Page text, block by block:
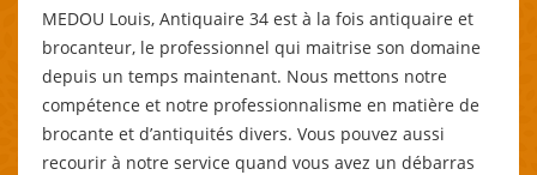
MEDOU Louis, Antiquaire 34 est à la fois antiquaire et
brocanteur, le professionnel qui maitrise son domaine
depuis un temps maintenant. Nous mettons notre
compétence et notre professionnalisme en matière de
brocante et d’antiquités divers. Vous pouvez aussi
recourir à notre service quand vous avez un débarras